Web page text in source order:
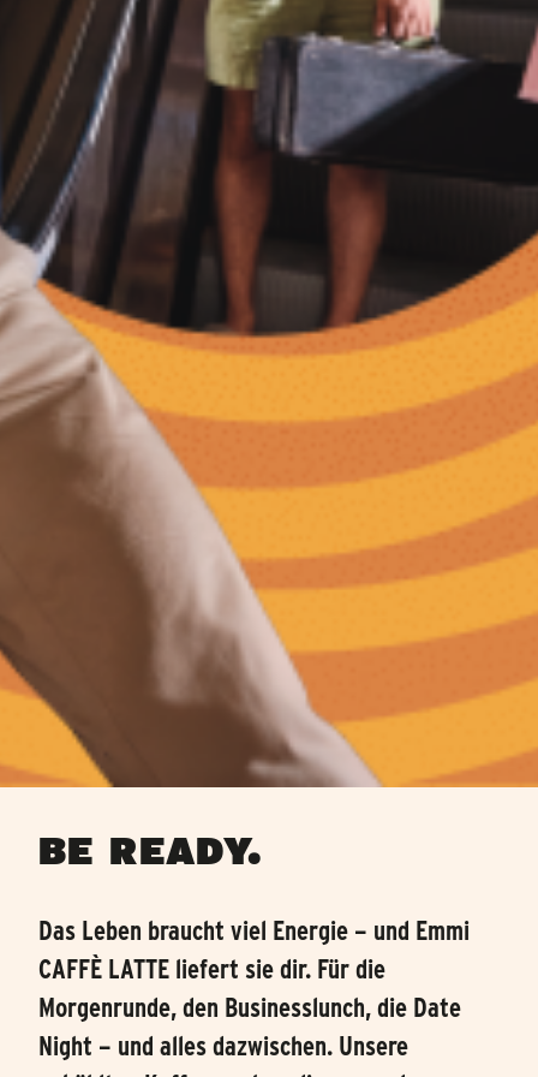
BE READY.
Das Leben braucht viel Energie – und Emmi
CAFFÈ LATTE liefert sie dir. Für die
Morgenrunde, den Businesslunch, die Date
Night – und alles dazwischen. Unsere